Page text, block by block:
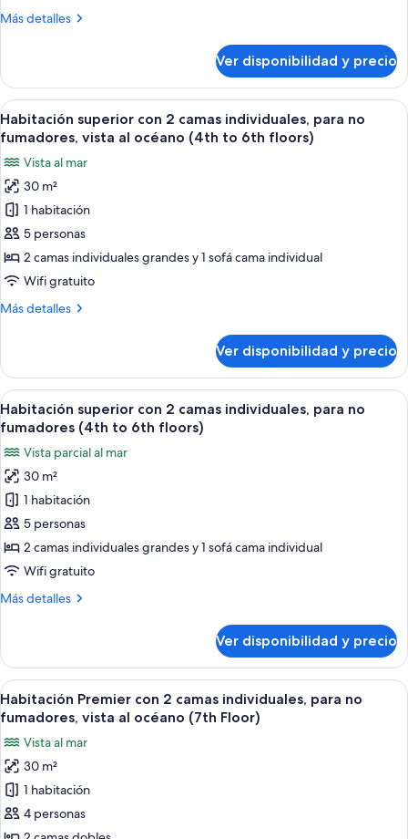
individuales,
fumadores
(Ocean
Front,
4-
6
floor)
Más detalles
Más
superior
con
2
camas
para
no
fumadores
(Ocean
Front,
6
floor)
Ver disponibilidad y precio
Ver
todas
fotos
de
Habitación
superior
con
2
individuales,
fumadores,
vista
al
océano
(4th
to
6th
floors)
Habitación de hotel con dos camas,
5
Habitación superior con 2 camas individuales, para no
fumadores, vista al océano (4th to 6th floors)
Vista al mar
30 m²
1 habitación
5 personas
2 camas individuales grandes y 1 sofá cama individual
Wifi gratuito
Más detalles
Más
superior
con
2
camas
para
no
fumadores,
vista
al
(4th
to
floors)
Ver disponibilidad y precio
Ver
todas
fotos
de
Habitación
superior
con
2
individuales,
fumadores
(4th
to
6th
floors)
Habitación de hotel con dos camas,
6
Habitación superior con 2 camas individuales, para no
fumadores (4th to 6th floors)
Vista parcial al mar
30 m²
1 habitación
5 personas
2 camas individuales grandes y 1 sofá cama individual
Wifi gratuito
Más detalles
Más
superior
con
2
camas
para
no
fumadores
(4th
to
Ver disponibilidad y precio
Ver
todas
fotos
de
Habitación
Premier
Habitación de hotel con dos camas,
7
Habitación Premier con 2 camas individuales, para no
fumadores, vista al océano (7th Floor)
Vista al mar
30 m²
1 habitación
4 personas